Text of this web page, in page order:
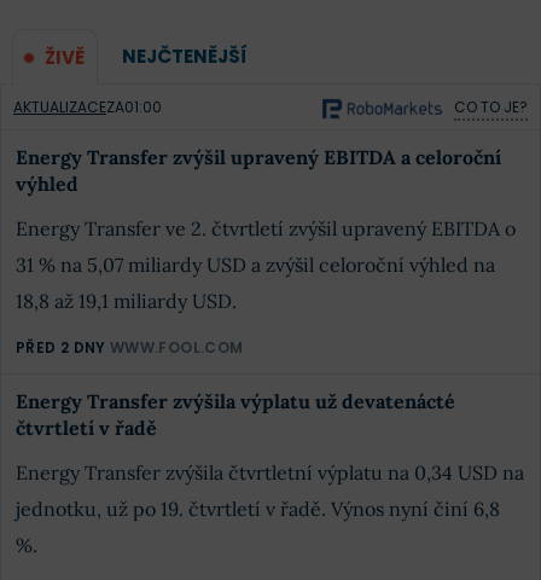
ŽIVĚ NEJČTENĚJŠÍ
AKTUALIZACEZA01:00 CO TO JE?
Energy Transfer zvýšil upravený EBITDA a celoroční
výhled
Energy Transfer ve 2. čtvrtletí zvýšil upravený EBITDA o
31 % na 5,07 miliardy USD a zvýšil celoroční výhled na
18,8 až 19,1 miliardy USD.
PŘED 2 DNY WWW.FOOL.COM
Energy Transfer zvýšila výplatu už devatenácté
čtvrtletí v řadě
Energy Transfer zvýšila čtvrtletní výplatu na 0,34 USD na
jednotku, už po 19. čtvrtletí v řadě. Výnos nyní činí 6,8
%.